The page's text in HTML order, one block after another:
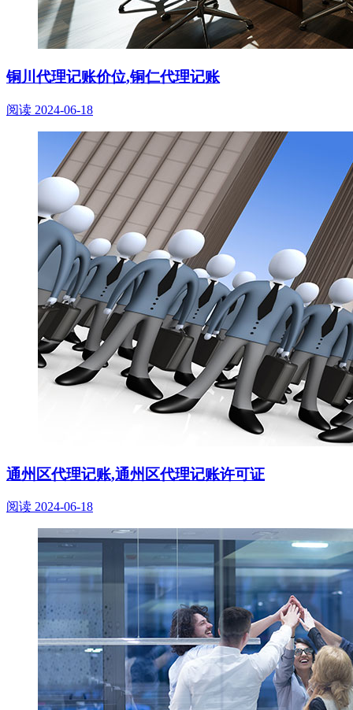
铜川代理记账价位,铜仁代理记账
阅读 2024-06-18
通州区代理记账,通州区代理记账许可证
阅读 2024-06-18